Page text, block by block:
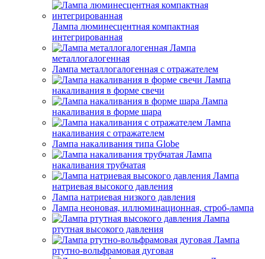
Лампа люминесцентная компактная
интегрированная
Лампа
металлогалогенная
Лампа металлогалогенная с отражателем
Лампа
накаливания в форме свечи
Лампа
накаливания в форме шара
Лампа
накаливания с отражателем
Лампа накаливания типа Globe
Лампа
накаливания трубчатая
Лампа
натриевая высокого давления
Лампа натриевая низкого давления
Лампа неоновая, иллюминационная, строб-лампа
Лампа
ртутная высокого давления
Лампа
ртутно-вольфрамовая дуговая